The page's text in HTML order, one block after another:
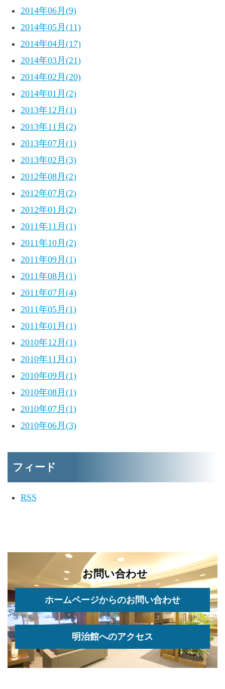
2014年06月(9)
2014年05月(11)
2014年04月(17)
2014年03月(21)
2014年02月(20)
2014年01月(2)
2013年12月(1)
2013年11月(2)
2013年07月(1)
2013年02月(3)
2012年08月(2)
2012年07月(2)
2012年01月(2)
2011年11月(1)
2011年10月(2)
2011年09月(1)
2011年08月(1)
2011年07月(4)
2011年05月(1)
2011年01月(1)
2010年12月(1)
2010年11月(1)
2010年09月(1)
2010年08月(1)
2010年07月(1)
2010年06月(3)
フィード
RSS
お問い合わせ
ホームページからのお問い合わせ
明治館へのアクセス